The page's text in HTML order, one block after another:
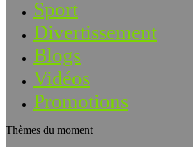
Sport
Divertissement
Blogs
Vidéos
Promotions
Thèmes du moment